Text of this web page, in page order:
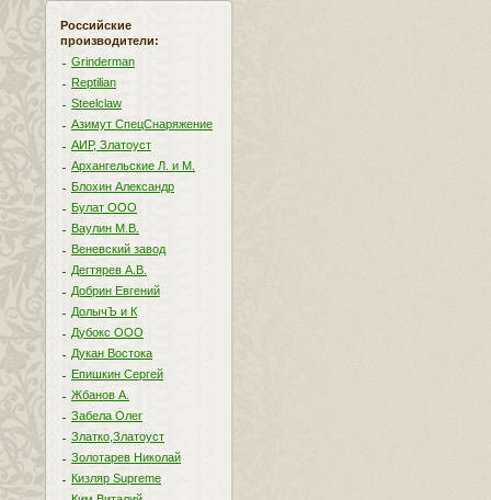
Российские
производители:
Grinderman
Reptilian
Steelclaw
Азимут СпецСнаряжение
АИР, Златоуст
Архангельские Л. и М.
Блохин Александр
Булат ООО
Ваулин М.В.
Веневский завод
Дегтярев А.В.
Добрин Евгений
ДолычЪ и К
Дубокс ООО
Дукан Востока
Епишкин Сергей
Жбанов А.
Забела Олег
Златко,Златоуст
Золотарев Николай
Кизляр Supreme